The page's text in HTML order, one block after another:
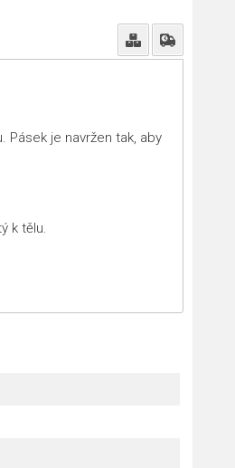
je navržen tak, aby
k tělu.